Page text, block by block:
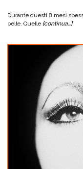
Durante questi 8 mesi
pelle. Quelle [continua…]